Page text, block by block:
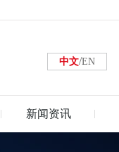
中文/EN
新闻资讯